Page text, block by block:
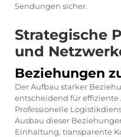
Sendungen sicher.
Strategische
und
Beziehungen
Der Aufbau starker
entscheidend für
Professionelle
Ausbau dieser
Einhaltung, transparente